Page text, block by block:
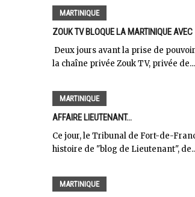
MARTINIQUE
ZOUK TV BLOQUE LA MARTINIQUE
Deux jours avant la prise de
la chaîne privée Zouk TV, privée de...
MARTINIQUE
AFFAIRE LIEUTENANT...
Ce jour, le Tribunal de Fort-de-
histoire de "blog de Lieutenant",
MARTINIQUE